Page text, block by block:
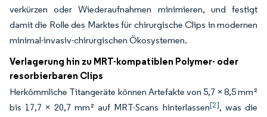
verkürzen oder Wiederaufnahmen minimieren, und festigt
damit die Rolle des Marktes für chirurgische Clips in modernen
minimal-invasiv-chirurgischen Ökosystemen.
Verlagerung hin zu MRT-kompatiblen Polymer- oder
resorbierbaren Clips
Herkömmliche Titangeräte können Artefakte von 5,7 × 8,5 mm²
bis 17,7 × 20,7 mm² auf MRT-Scans hinterlassen[2], was die